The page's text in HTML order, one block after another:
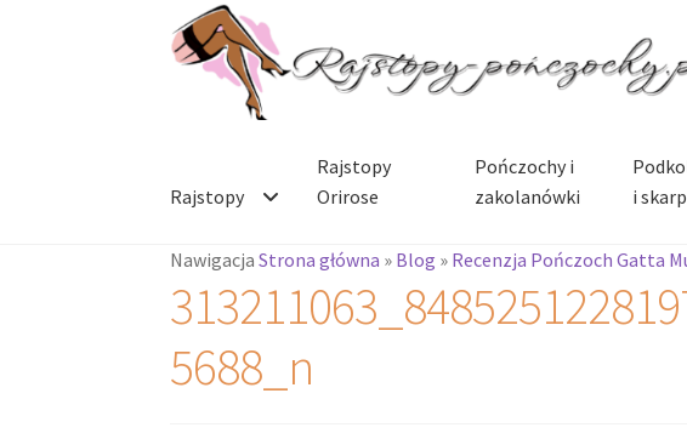
Przejdź
do
nawigacji
Przejdź
do
treści
Rajstopy
Rajstopy
Orirose
Pończochy i
zakolanówki
i
NawigacjaStrona główna » Blog » Recenzja Pończoch Gatta
5688_n